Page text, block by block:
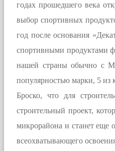
годах прошедшего века
выбор спортивных
год после основания
спортивными продуктами
нашей страны обычно с
популярностью марки, 5 из
Броско, что для
строительный проект,
микрорайона и станет еще
всеохватывающего